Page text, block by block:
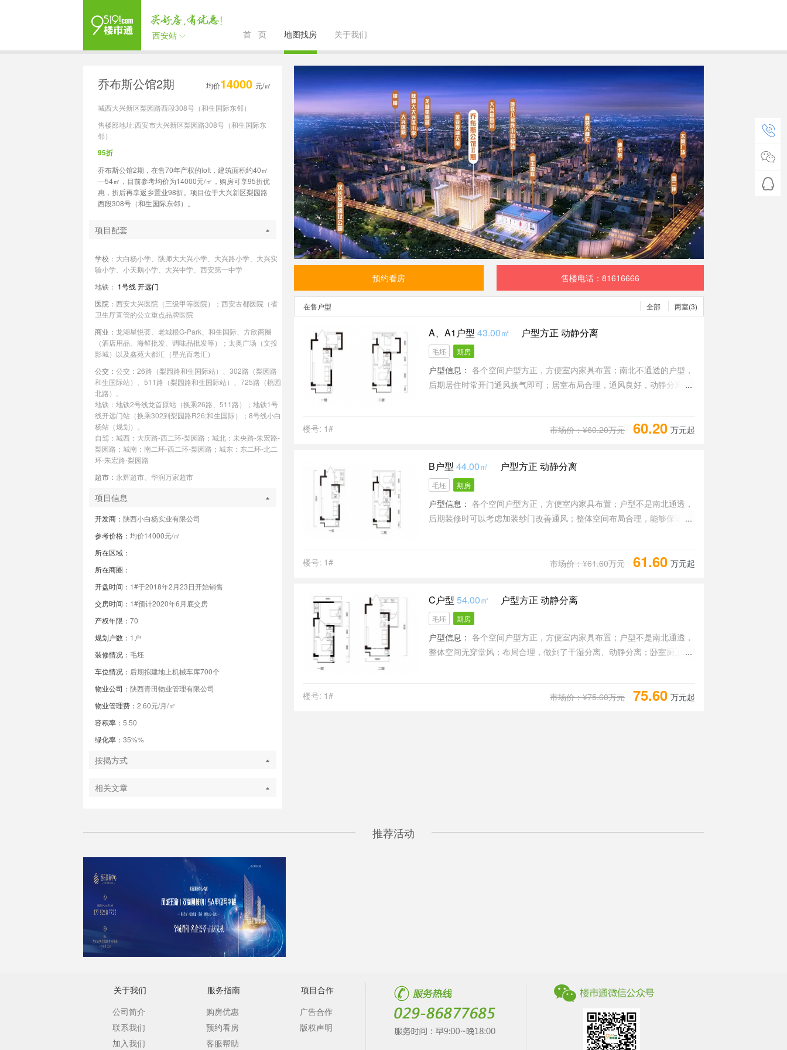
西安站 首 页 地图找房 关于我们
乔布斯公馆2期 均价14000 元/㎡
城西大兴新区梨园路西段308号（和生国际东邻）
售楼部地址:西安市大兴新区梨园路308号（和生国际东
邻）
95折
乔布斯公馆2期，在售70年产权的loft，建筑面积约40㎡
—54㎡，目前参考均价为14000元/㎡，购房可享95折优
惠，折后再享返乡置业98折。项目位于大兴新区梨园路
西段308号（和生国际东邻）。
项目配套
学校： 大白杨小学、陕师大大兴小学、大兴路小学、大兴实
验小学、小天鹅小学、大兴中学、西安第一中学
地铁： 1号线开远门
医院： 西安大兴医院（三级甲等医院）；西安古都医院（省
卫生厅直管的公立重点品牌医院
商业： 龙湖星悦荟、老城根G-Park、和生国际、方欣商圈
（酒店用品、海鲜批发、调味品批发等）；太奥广场（文投
影城）以及鑫苑大都汇（星光百老汇）
公交： 公交：26路（梨园路和生国际站）、302路（梨园路
和生国际站）、511路（梨园路和生国际站）、725路（桃园
北路）。
地铁：地铁2号线龙首原站（换乘26路、511路）；地铁1号
线开远门站（换乘302到梨园路R26;和生国际）；8号线小白
杨站（规划）。
自驾：城西：大庆路-西二环-梨园路；城北：未央路-朱宏路-
梨园路；城南：南二环-西二环-梨园路；城东：东二环-北二
环-朱宏路-梨园路
超市： 永辉超市、华润万家超市
项目信息
开发商： 陕西小白杨实业有限公司
参考价格： 均价14000元/㎡
所在区域：
所在商圈：
开盘时间： 1#于2018年2月23日开始销售
交房时间： 1#预计2020年6月底交房
产权年限： 70
规划户数： 1户
装修情况： 毛坯
车位情况： 后期拟建地上机械车库700个
物业公司： 陕西青田物业管理有限公司
物业管理费： 2.60元/月/㎡
容积率： 5.50
绿化率： 35%%
按揭方式
相关文章
预约看房 售楼电话：81616666
在售户型 全部 两室(3)
A、A1户型 43.00㎡ 户型方正 动静分离
毛坯 期房
户型信息： 各个空间户型方正，方便室内家具布置；南北不通透的户型，
后期居住时常开门通风换气即可；居室布局合理，通风良好，动静分离；
楼号: 1#
市场价：¥60.20万元 60.20 万元起
B户型 44.00㎡ 户型方正 动静分离
毛坯 期房
户型信息： 各个空间户型方正，方便室内家具布置；户型不是南北通透，
后期装修时可以考虑加装纱门改善通风；整体空间布局合理，能够保证动
楼号: 1#
市场价：¥61.60万元 61.60 万元起
C户型 54.00㎡ 户型方正 动静分离
毛坯 期房
户型信息： 各个空间户型方正，方便室内家具布置；户型不是南北通透，
整体空间无穿堂风；布局合理，做到了干湿分离、动静分离；卧室厨卫等
楼号: 1# 市场价：¥75.60万元 75.60 万元起
推荐活动
关于我们
公司简介
联系我们
加入我们
服务指南
购房优惠
预约看房
客服帮助
项目合作
广告合作
版权声明